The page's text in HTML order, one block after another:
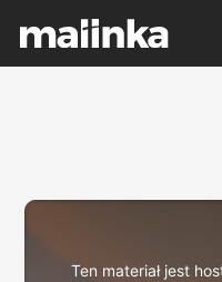
Ten materiał jest